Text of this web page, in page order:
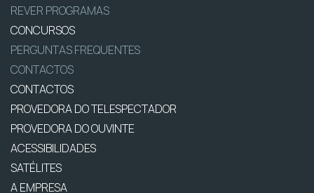
REVER PROGRAMAS
CONCURSOS
PERGUNTAS FREQUENTES
CONTACTOS
CONTACTOS
PROVEDORA DO TELESPECTADOR
PROVEDORA DO OUVINTE
ACESSIBILIDADES
SATÉLITES
A EMPRESA